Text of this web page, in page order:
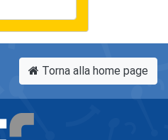
Torna alla home page